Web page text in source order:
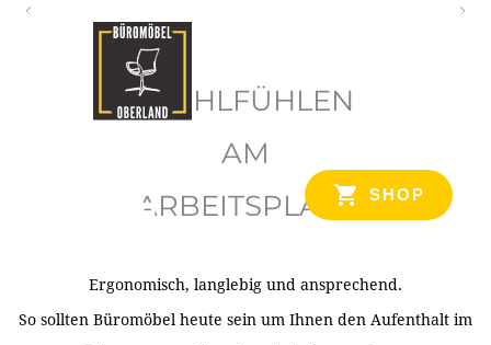
SHOP
WOHLFÜHLEN
AM
ARBEITSPLATZ
Ergonomisch, langlebig und ansprechend.
So sollten Büromöbel heute sein um Ihnen den Aufenthalt im